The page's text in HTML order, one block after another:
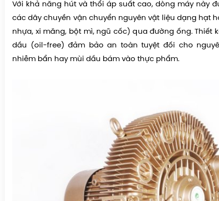
Với khả năng hút và thổi áp suất cao, dòng máy này
các dây chuyền vận chuyển nguyên vật liệu dạng hạt
nhựa, xi măng, bột mì, ngũ cốc) qua đường ống. Thiết
dầu (oil-free) đảm bảo an toàn tuyệt đối cho
nhiễm bẩn hay mùi dầu bám vào thực phẩm.